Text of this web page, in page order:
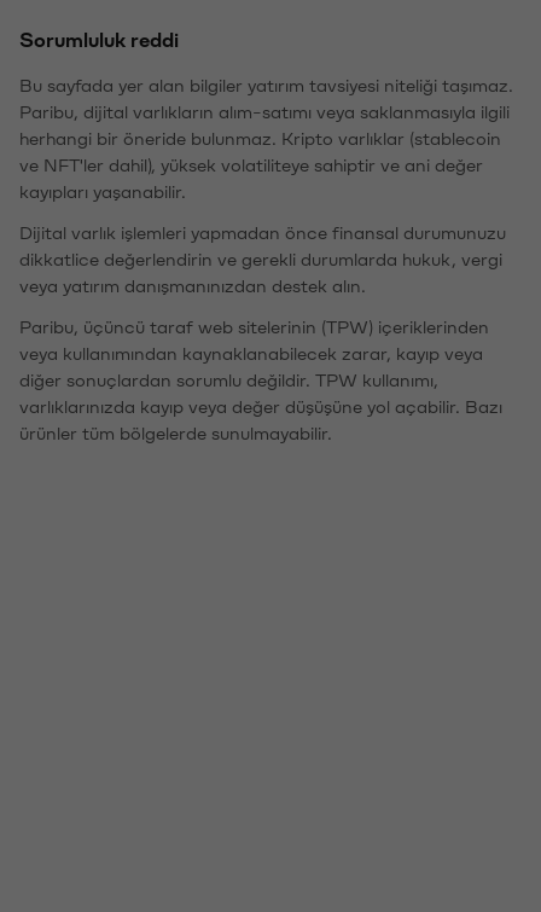
Sorumluluk reddi
Bu sayfada yer alan bilgiler yatırım tavsiyesi niteliği taşımaz.
Paribu, dijital varlıkların alım-satımı veya saklanmasıyla ilgili
herhangi bir öneride bulunmaz. Kripto varlıklar (stablecoin
ve NFT'ler dahil), yüksek volatiliteye sahiptir ve ani değer
kayıpları yaşanabilir.
Dijital varlık işlemleri yapmadan önce finansal durumunuzu
dikkatlice değerlendirin ve gerekli durumlarda hukuk, vergi
veya yatırım danışmanınızdan destek alın.
Paribu, üçüncü taraf web sitelerinin (TPW) içeriklerinden
veya kullanımından kaynaklanabilecek zarar, kayıp veya
diğer sonuçlardan sorumlu değildir. TPW kullanımı,
varlıklarınızda kayıp veya değer düşüşüne yol açabilir. Bazı
ürünler tüm bölgelerde sunulmayabilir.